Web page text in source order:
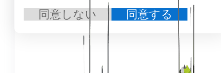
同意しない 同意する